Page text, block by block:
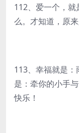
112、爱一个，
么。才知道，原
113、幸福就是
是：牵你的小手
快乐！